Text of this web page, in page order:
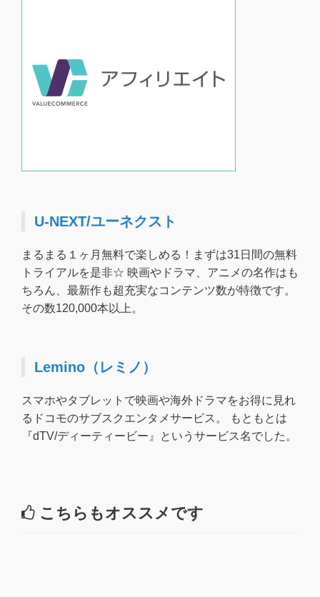
U-NEXT/ユーネクスト
まるまる１ヶ月無料で楽しめる！まずは31日間の無料
トライアルを是非☆ 映画やドラマ、アニメの名作はも
ちろん、最新作も超充実なコンテンツ数が特徴です。
その数120,000本以上。
Lemino（レミノ）
スマホやタブレットで映画や海外ドラマをお得に見れ
るドコモのサブスクエンタメサービス。 もともとは
『dTV/ディーティービー』というサービス名でした。
こちらもオススメです